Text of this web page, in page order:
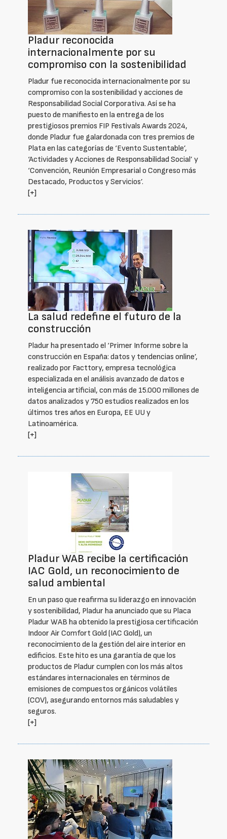
Pladur reconocida
internacionalmente por su
compromiso con la sostenibilidad
Pladur fue reconocida internacionalmente por su
compromiso con la sostenibilidad y acciones de
Responsabilidad Social Corporativa. Así se ha
puesto de manifiesto en la entrega de los
prestigiosos premios FIP Festivals Awards 2024,
donde Pladur fue galardonada con tres premios de
Plata en las categorías de ‘Evento Sustentable’,
‘Actividades y Acciones de Responsabilidad Social’ y
‘Convención, Reunión Empresarial o Congreso más
Destacado, Productos y Servicios’.
[+]
La salud redefine el futuro de la
construcción
Pladur ha presentado el ‘Primer Informe sobre la
construcción en España: datos y tendencias online’,
realizado por Facttory, empresa tecnológica
especializada en el análisis avanzado de datos e
inteligencia artificial, con más de 15.000 millones de
datos analizados y 750 estudios realizados en los
últimos tres años en Europa, EE UU y
Latinoamérica.
[+]
Pladur WAB recibe la certificación
IAC Gold, un reconocimiento de
salud ambiental
En un paso que reafirma su liderazgo en innovación
y sostenibilidad, Pladur ha anunciado que su Placa
Pladur WAB ha obtenido la prestigiosa certificación
Indoor Air Comfort Gold (IAC Gold), un
reconocimiento de la gestión del aire interior en
edificios. Este hito es una garantía de que los
productos de Pladur cumplen con los más altos
estándares internacionales en términos de
emisiones de compuestos orgánicos volátiles
(COV), asegurando entornos más saludables y
seguros.
[+]